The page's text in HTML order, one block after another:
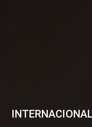
INTERNACIONAL